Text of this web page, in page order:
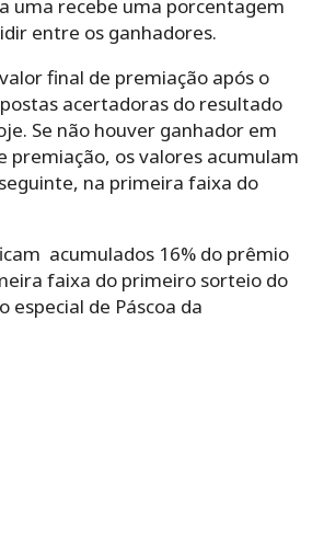
uma recebe uma porcentagem
entre os ganhadores.
final de premiação após o
acertadoras do resultado
Se não houver ganhador em
premiação, os valores acumulam
na primeira faixa do
acumulados 16% do prêmio
faixa do primeiro sorteio do
especial de Páscoa da